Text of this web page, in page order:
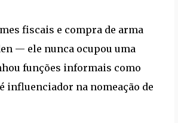
fiscais e compra de arma
— ele nunca ocupou uma
funções informais como
na nomeação de